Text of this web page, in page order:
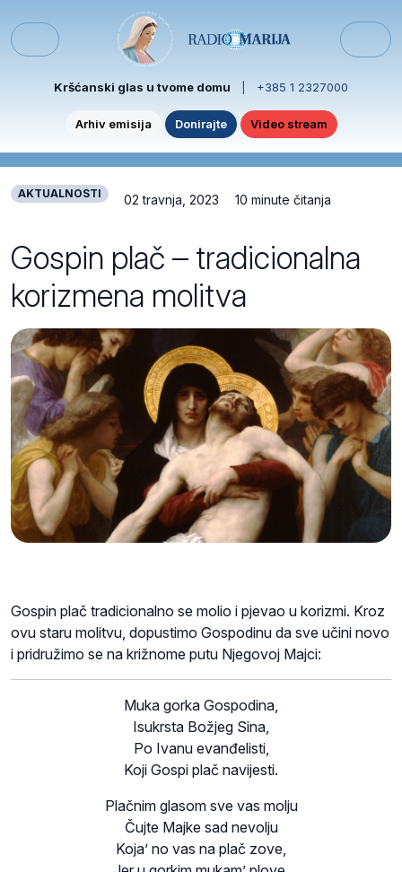
Menu
Kršćanski glas u tvome domu +385 1 2327000
Arhiv emisija Donirajte Video stream
AKTUALNOSTI 02 travnja, 2023 10 minute čitanja
Gospin plač – tradicionalna
korizmena molitva
Gospin plač tradicionalno se molio i pjevao u korizmi. Kroz
ovu staru molitvu, dopustimo Gospodinu da sve učini novo
i pridružimo se na križnome putu Njegovoj Majci:
Muka gorka Gospodina,
Isukrsta Božjeg Sina,
Po Ivanu evanđelisti,
Koji Gospi plač navijesti.
Plačnim glasom sve vas molju
Čujte Majke sad nevolju
Koja’ no vas na plač zove,